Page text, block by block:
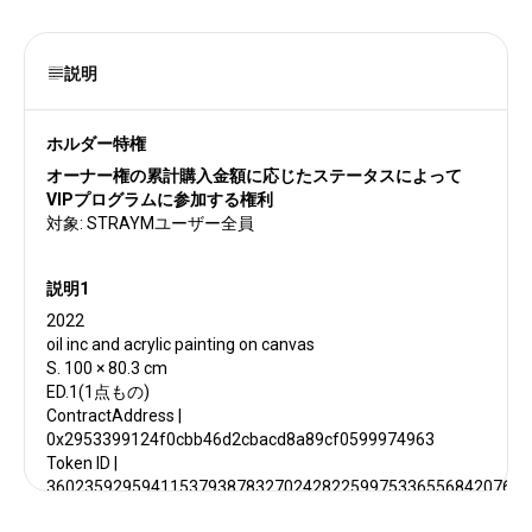
説明
ホルダー特権
オーナー権の累計購⼊⾦額に応じたステータスによって
VIPプログラムに参加する権利
対象: STRAYMユーザー全員
説明1
2022
oil inc and acrylic painting on canvas
S. 100 × 80.3 cm
ED.1(1点もの)
ContractAddress |
0x2953399124f0cbb46d2cbacd8a89cf0599974963
Token ID |